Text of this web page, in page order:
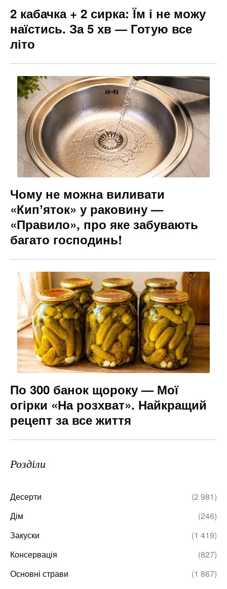
2 кабачка + 2 сирка: Їм і не можу
наїстись. За 5 хв — Готую все
літо
Чому не можна виливати
«Кипʼяток» у раковину —
«Правило», про яке забувають
багато господинь!
По 300 банок щороку — Мої
огірки «На розхват». Найкращий
рецепт за все життя
Розділи
Десерти
(2 981)
Дім
(246)
Закуски
(1 419)
Консервація
(827)
Основні страви
(1 867)